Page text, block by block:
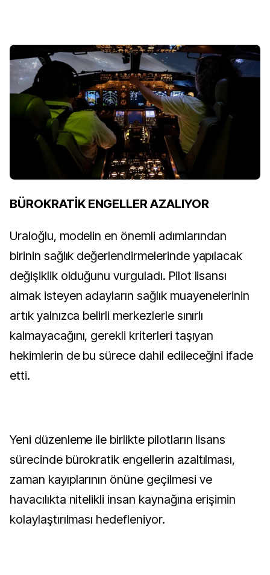
BÜROKRATİK ENGELLER AZALIYOR
Uraloğlu, modelin en önemli adımlarından
birinin sağlık değerlendirmelerinde yapılacak
değişiklik olduğunu vurguladı. Pilot lisansı
almak isteyen adayların sağlık muayenelerinin
artık yalnızca belirli merkezlerle sınırlı
kalmayacağını, gerekli kriterleri taşıyan
hekimlerin de bu sürece dahil edileceğini ifade
etti.
Yeni düzenleme ile birlikte pilotların lisans
sürecinde bürokratik engellerin azaltılması,
zaman kayıplarının önüne geçilmesi ve
havacılıkta nitelikli insan kaynağına erişimin
kolaylaştırılması hedefleniyor.